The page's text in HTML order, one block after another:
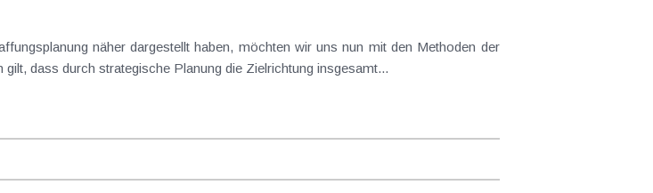
Grundsätzlich gilt, dass durch strategische Planung die Zielrichtung insgesamt...